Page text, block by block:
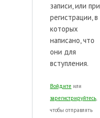
записи, или при
регистрации, в
которых
написано, что
они для
вступления.
Войдите или
зарегистрируйтесь,
чтобы отправлять